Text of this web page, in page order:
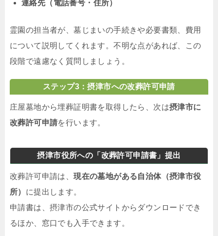
連絡先（電話番号・住所）
霊園の担当者が、墓じまいの手続きや必要書類、費用
について説明してくれます。不明な点があれば、この
段階で遠慮なく質問しましょう。
ステップ3：摂津市への改葬許可申請
庄屋墓地から埋葬証明書を取得したら、次は摂津市に
改葬許可申請を行います。
摂津市役所への「改葬許可申請書」提出
改葬許可申請は、現在の墓地がある自治体（摂津市役
所） に提出します。
申請書は、摂津市の公式サイトからダウンロードでき
るほか、窓口でも入手できます。